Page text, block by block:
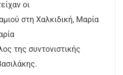
οι
στη Χαλκιδική, Μαρία
της συντονιστικής